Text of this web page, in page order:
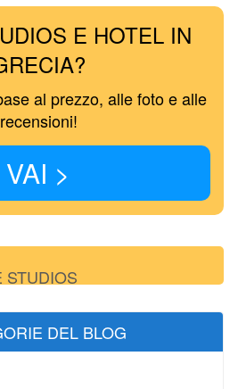
E HOTEL IN
al prezzo, alle foto e alle
recensioni!
VAI >
STUDIOS
DEL BLOG